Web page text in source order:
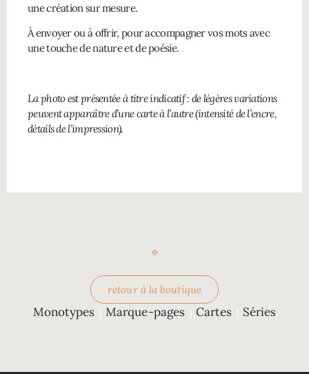
une création sur mesure.
À envoyer ou à offrir, pour accompagner vos mots avec
une touche de nature et de poésie.
La photo est présentée à titre indicatif : de légères variations
peuvent apparaître d’une carte à l’autre (intensité de l’encre,
détails de l’impression).
retour à la boutique
Monotypes Marque-pages Cartes Séries